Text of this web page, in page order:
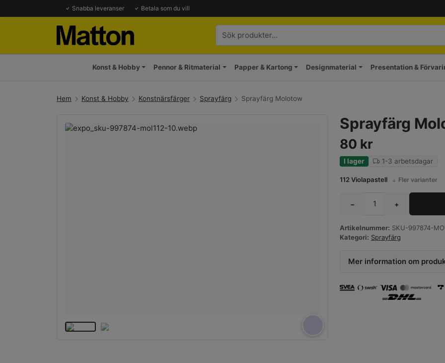
Snabba leveranser Betala som du vill
Konst & Hobby Pennor & Ritmaterial Papper & Kartong Designmaterial Presentation &
Hem Konst & Hobby Konstnärsfärger Sprayfärg Sprayfärg Molotow
Sprayfärg
80 kr
I lager 1-3 arbetsdagar
112 Violapastell Fler varianter
− +
Artikelnummer: SKU-997874-
Kategori: Sprayfärg
Mer information om